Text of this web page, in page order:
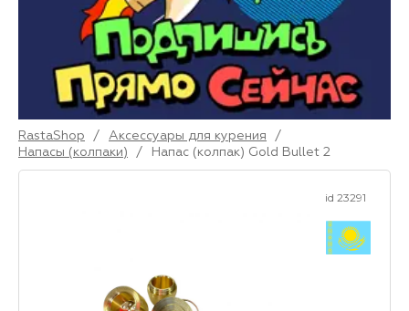
RastaShop / Аксессуары для курения
/
Напасы (колпаки)
/ Напас (колпак) Gold Bullet 2
id 23291